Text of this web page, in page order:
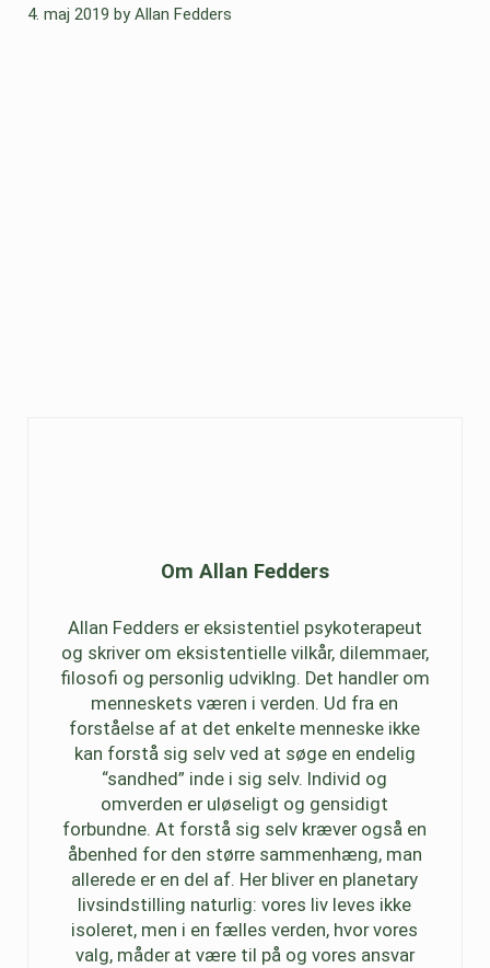
4. maj 2019 by Allan Fedders
Om Allan Fedders
Allan Fedders er eksistentiel psykoterapeut
og skriver om eksistentielle vilkår, dilemmaer,
filosofi og personlig udviklng. Det handler om
menneskets væren i verden. Ud fra en
forståelse af at det enkelte menneske ikke
kan forstå sig selv ved at søge en endelig
“sandhed” inde i sig selv. Individ og
omverden er uløseligt og gensidigt
forbundne. At forstå sig selv kræver også en
åbenhed for den større sammenhæng, man
allerede er en del af. Her bliver en planetary
livsindstilling naturlig: vores liv leves ikke
isoleret, men i en fælles verden, hvor vores
valg, måder at være til på og vores ansvar